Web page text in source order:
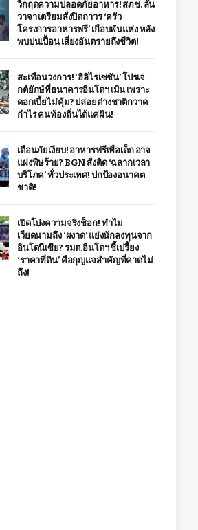
วิกฤตความปลอดภัยอาหาร! สภช. ลั่น
วาจา เตรียมสั่งปิดถาวร ‘ครัว
โครงการอาหารฟรี’ เกือบพันแห่ง หลัง
พบปนเปื้อน เสี่ยงอันตรายถึงชีวิต!
สะเทือนวงการ! ‘ฮิลิไรเซชัน’ โปรเจ
กต์ยักษ์ที่ธนาคารอินโดฯ เมิน เพราะ
ดอกเบี้ยไม่คุ้ม? ปล่อยต่างชาติกวาด
กำไร คนท้องถิ่นได้แค่ฝัน!
เตือนภัยเงียบ! อาหารฟรีเพื่อเด็ก อาจ
แฝงพิษร้าย? BGN สั่งติด ‘ฉลากเวลา
บริโภค’ ทั่วประเทศ! ปกป้องอนาคต
ชาติ!
เปิดโปงความจริงช็อก! ทำไม
เวียดนามถึง ‘ผงาด’ แย่งนักลงทุนจาก
อินโดนีเซีย? รมต.อินโดฯ ชี้เปรี้ยง
‘ราคาที่ดิน’ คือกุญแจสำคัญที่คาดไม่
ถึง!